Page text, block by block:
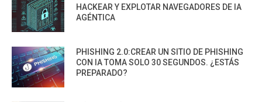
HACKEAR Y EXPLOTAR NAVEGADORES DE IA
AGÉNTICA
PHISHING 2.0:CREAR UN SITIO DE PHISHING
CON IA TOMA SOLO 30 SEGUNDOS. ¿ESTÁS
PREPARADO?